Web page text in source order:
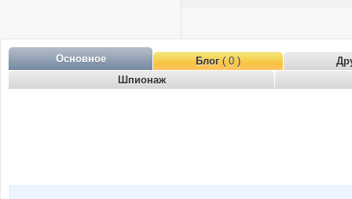
Основное Блог( 0 )
Шпионаж